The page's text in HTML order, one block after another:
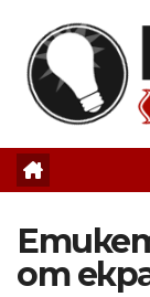
content
от